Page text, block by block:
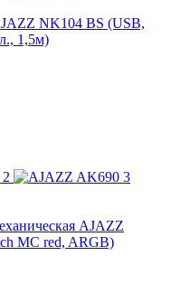
NK104 BS (USB,
1,5м)
AJAZZ
MC red, ARGB)